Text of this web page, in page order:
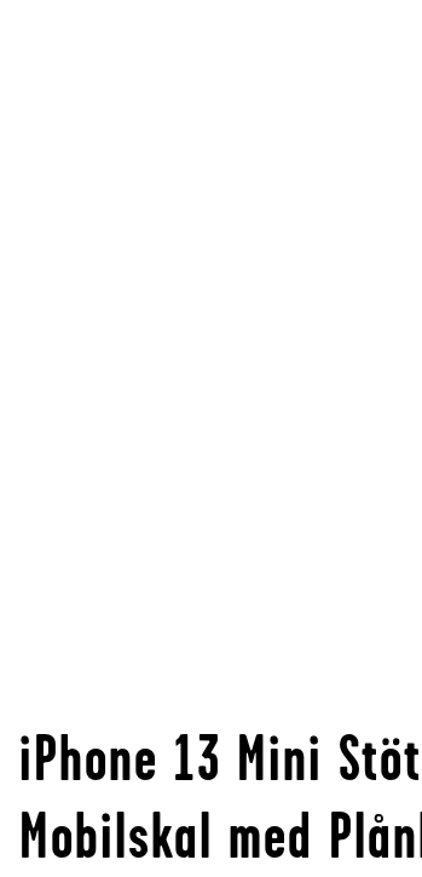
iPhone 13 Mini
Mobilskal med